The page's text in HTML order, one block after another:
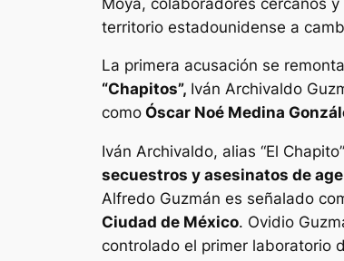
territorio estadounidense a
La primera acusación se
“Chapitos”, Iván Archivaldo
como Óscar Noé Medina
Iván Archivaldo, alias “El
secuestros y asesinatos de
Alfredo Guzmán es señalado
Ciudad de México. Ovidio
controlado el primer laboratorio